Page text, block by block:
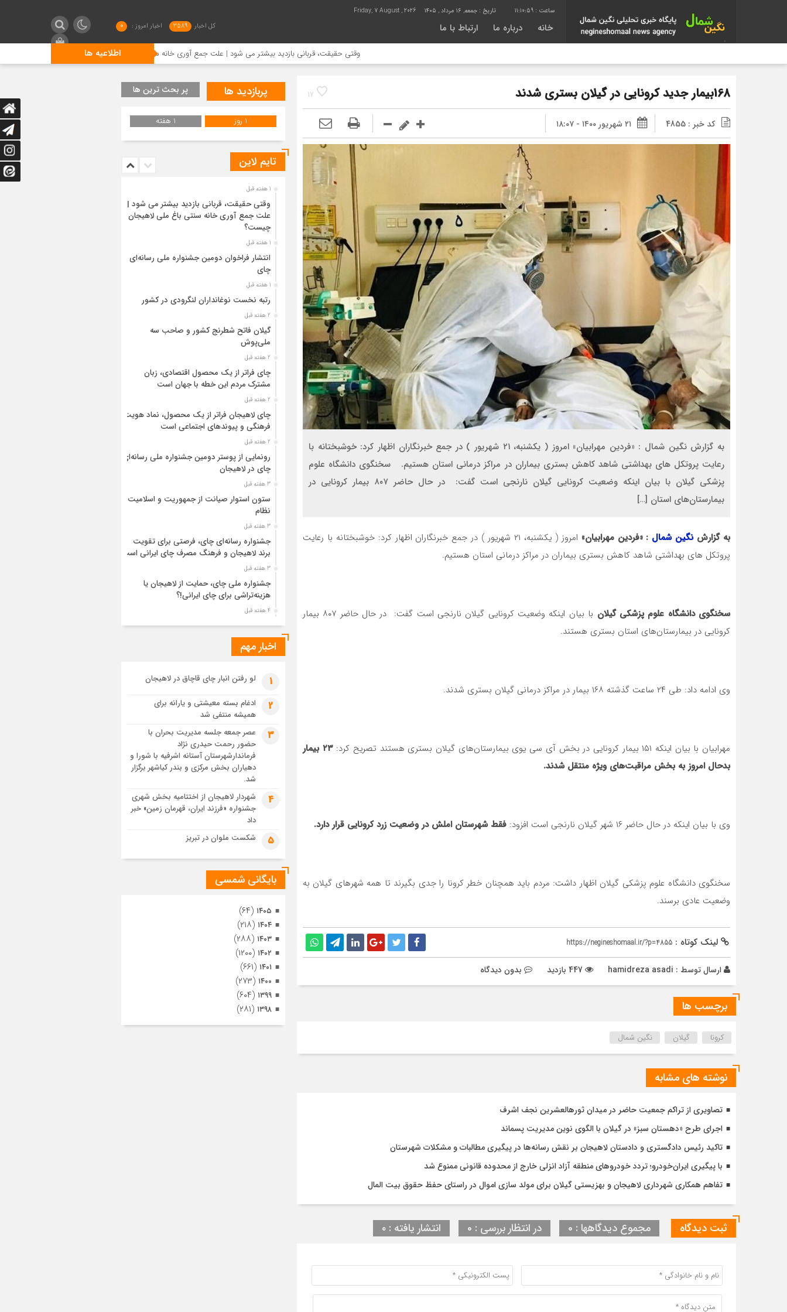
11:11:00 تاریخ : جمعه, ۱۶ مرداد , ۱۴۰۵ Friday, 7 August , 2026
خانه درباره ما ارتباط با ما کل اخبار 3589 اخبار امروز : 0
اطلاعیه هاوقتی حقیقت، قربانی بازدید بیشتر می شود | علت جمع آوری خانه سنتی باغ ملی لاهیجان چیست؟
17 168بیمار جدید کرونایی در گیلان بستری شدند
کد خبر : 4855 ۲۱ شهریور ۱۴۰۰ - ۱۸:۰۷
به گزارش نگین شمال : «فردین مهرابیان» امروز ( یکشنبه، ۲۱ شهریور ) در جمع خبرنگاران اظهار کرد: خوشبختانه با
رعایت پروتکل های بهداشتی شاهد کاهش بستری بیماران در مراکز درمانی استان هستیم. سخنگوی دانشگاه علوم
پزشکی گیلان با بیان اینکه وضعیت کرونایی گیلان نارنجی است گفت: در حال حاضر ۸۰۷ بیمار کرونایی در
بیمارستان‌های استان […]
به گزارشنگین شمال : «فردین مهرابیان»
امروز ( یکشنبه، ۲۱ شهریور ) در جمع خبرنگاران اظهار کرد: خوشبختانه با رعایت
پروتکل های بهداشتی شاهد کاهش بستری بیماران در مراکز درمانی استان هستیم.
سخنگوی دانشگاه علوم پزشکی گیلان
با بیان اینکه وضعیت کرونایی گیلان نارنجی است گفت: در حال حاضر ۸۰۷ بیمار
کرونایی در بیمارستان‌های استان بستری هستند.
وی ادامه داد: طی ۲۴ ساعت گذشته ۱۶۸ بیمار در مراکز درمانی گیلان بستری شدند.
مهرابیان با بیان اینکه ۱۵۱ بیمار کرونایی در بخش آی سی یوی بیمارستان‌های گیلان بستری هستند تصریح کرد:
۲۳ بیمار
بدحال امروز به بخش مراقبت‌های ویژه منتقل شدند.
وی با بیان اینکه در حال حاضر ۱۶ شهر گیلان نارنجی است افزود: فقط شهرستان املش در وضعیت زرد کرونایی قرار دارد.
سخنگوی دانشگاه علوم پزشکی گیلان اظهار داشت: مردم باید همچنان خطر کرونا را جدی بگیرند تا همه شهر‌های گیلان به
وضعیت عادی برسند.
لینک کوتاه : https://negineshomaal.ir/?p=4855
ارسال توسط : hamidreza asadi بدون دیدگاه
برچسب ها
کرونا گیلان نگین شمال
نوشته های مشابه
تصاویری از تراکم جمعیت حاضر در میدان ثورهالعشرین نجف اشرف
اجرای طرح «دهستان سبز» در گیلان با الگوی نوین مدیریت پسماند
تاکید رئیس دادگستری و دادستان لاهیجان بر نقش رسانه‌ها در پیگیری مطالبات و مشکلات شهرستان
با پیگیری ایران‌خودرو؛ تردد خودروهای منطقه آزاد انزلی خارج از محدوده قانونی ممنوع شد
تفاهم همکاری شهرداری لاهیجان و بهزیستی گیلان برای مولد سازی اموال در راستای حفظ حقوق بیت المال
ثبت دیدگاه مجموع دیدگاهها : 0 در انتظار بررسی : 0 انتشار یافته : ۰
پربازدید ها پر بحث ترین ها
1 روز 1 هفته
تایم لاین
1 هفته قبل
وقتی حقیقت، قربانی بازدید بیشتر می شود |
علت جمع آوری خانه سنتی باغ ملی لاهیجان
چیست؟
1 هفته قبل
انتشار فراخوان دومین جشنواره ملی رسانه‌ای
چای
1 هفته قبل
رتبه نخست نوغانداران لنگرودی در کشور
2 هفته قبل
گیلان فاتح شطرنج کشور و صاحب سه
ملی‌پوش
2 هفته قبل
چای فراتر از یک محصول اقتصادی، زبان
مشترک مردم این خطه با جهان است
2 هفته قبل
چای لاهیجان فراتر از یک محصول، نماد هویت
فرهنگی و پیوندهای اجتماعی است
2 هفته قبل
رونمایی از پوستر دومین جشنواره ملی رسانه‌ای
چای در لاهیجان
3 هفته قبل
ستون استوار صیانت از جمهوریت و اسلامیت
نظام
3 هفته قبل
جشنواره رسانه‌ای چای، فرصتی برای تقویت
برند لاهیجان و فرهنگ مصرف چای ایرانی است
3 هفته قبل
جشنواره ملی چای، حمایت از لاهیجان یا
هزینه‌تراشی برای چای ایرانی!؟
4 هفته قبل
پیکر مطهر رهبر شهید انقلاب در حرم مطهر
رضوی آرام گرفت
آخر در آستان امام رئوف
تصاویر هوایی مراسم تشییع پیکر مطهر آقای
شهید ایران – مشهد
4 هفته قبل
مراسم تشییع پیکر مطهر آقای شهید ایران –
مشهد
تصاویری از تراکم جمعیت حاضر در میدان
ثورهالعشرین نجف اشرف
اخبار مهم
1 لو رفتن انبار چای قاچاق در لاهیجان
2
ادغام بسته معیشتی و یارانه برای
همیشه منتفی شد
3
عصر جمعه جلسه مدیریت بحران با
حضور رحمت حیدری نژاد
فرماندارشهرستان آستانه اشرفیه با شورا و
دهیاران بخش مرکزی و بندر کیاشهر برگزار
شد.
4
شهردار لاهیجان از اختتامیه بخش شهری
جشنواره «فرزند ایران، قهرمان زمین» خبر
داد
5 شکست ملوان در تبریز
بایگانی شمسی
۱۴۰۵ (۶۴)
۱۴۰۴ (۲۱۸)
۱۴۰۳ (۲۸۸)
۱۴۰۲ (۱۲۰۰)
۱۴۰۱ (۶۶۱)
۱۴۰۰ (۲۷۳)
۱۳۹۹ (۶۰۴)
۱۳۹۸ (۲۸۱)